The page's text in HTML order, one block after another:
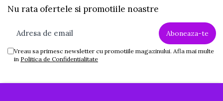
Nu rata ofertele si promotiile noastre
Vreau sa primesc newsletter cu promotiile magazinului. Afla mai multe
in Politica de Confidentialitate